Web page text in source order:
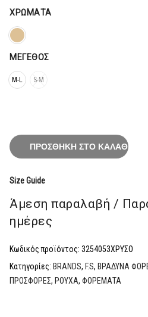
ΧΡΏΜΑΤΑ
ΜΈΓΕΘΟΣ
M-L S-M
ΠΡΟΣΘΉΚΗ ΣΤΟ ΚΑΛΆΘΙ
Size Guide
Άμεση παραλαβή /
ημέρες
Κωδικός προϊόντος: 3254053ΧΡΥΣΟ
Κατηγορίες: BRANDS, F.S, ΒΡΑΔΥΝΑ
ΠΡΟΣΦΟΡΕΣ, ΡΟΥΧΑ, ΦΟΡΕΜΑΤΑ